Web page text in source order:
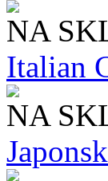
NA
Italian
NA